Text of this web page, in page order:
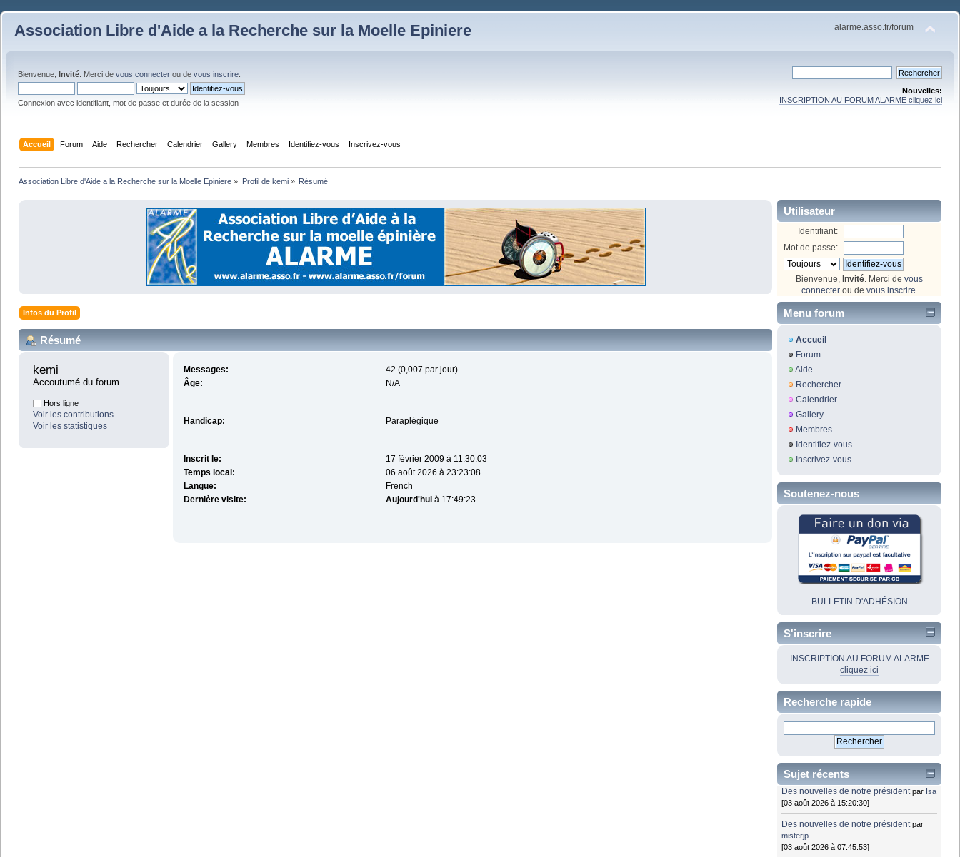
Association Libre d'Aide a la Recherche sur la Moelle Epiniere alarme.asso.fr/forum
Bienvenue, Invité . Merci de vous connecter ou de vous inscrire
Connexion avec identifiant, mot de passe et durée de la session
Nouvelles:
INSCRIPTION AU FORUM ALARME cliquez ici
Accueil Forum Aide Rechercher Calendrier Gallery Membres Identifiez-vous Inscrivez-vous
Association Libre d'Aide a la Recherche sur la Moelle Epiniere » Profil de kemi» Résumé
Infos du Profil
Résumé
kemi
Accoutumé du forum
Hors ligne
Voir les contributions
Voir les statistiques
Messages:
42 (0,007 par jour)
Âge:
N/A
Handicap: Paraplégique
Inscrit le:
17 février 2009 à 11:30:03
Temps local:
06 août 2026 à 23:23:08
Langue:
French
Dernière visite:
Aujourd'hui à 17:49:23
Utilisateur
Identifiant:
Mot de passe:
Bienvenue, Invité . Merci de vous
connecterou de vous inscrire
Menu forum
Accueil
Forum
Aide
Rechercher
Calendrier
Gallery
Membres
Identifiez-vous
Inscrivez-vous
Soutenez-nous
BULLETIN D'ADHÉSION
S'inscrire
INSCRIPTION AU FORUM ALARME
cliquez ici
Recherche rapide
Sujet récents
Des nouvelles de notre président par Isa
[03 août 2026 à 15:20:30]
Des nouvelles de notre président par
misterjp
[03 août 2026 à 07:45:53]